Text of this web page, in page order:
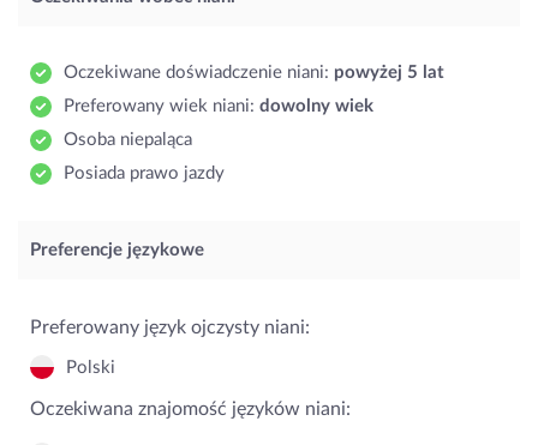
Oczekiwane doświadczenie niani: powyżej 5 lat
Preferowany wiek niani: dowolny wiek
Osoba niepaląca
Posiada prawo jazdy
Preferencje językowe
Preferowany język ojczysty niani:
Polski
Oczekiwana znajomość języków niani: